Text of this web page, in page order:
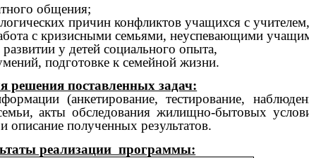
общения;
причин конфликтов учащихся с
с кризисными семьями, неуспевающими
у детей социального опыта,
подготовке к семейной жизни.
решения поставленных задач:
(анкетирование, тестирование,
акты обследования жилищно-бытовых
описание полученных результатов.
реализации программы: